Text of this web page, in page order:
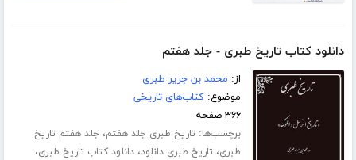
دانلود کتاب تاریخ طبری - جلد هفتم
از: محمد بن جریر طبری
موضوع:کتاب‌های تاریخی
۳۶۶ صفحه
برچسب‌ها: تاریخ طبری جلد هفتم، جلد هفتم تاریخ
طبری، تاریخ طبری دانلود،دانلود کتاب تاریخ طبری،